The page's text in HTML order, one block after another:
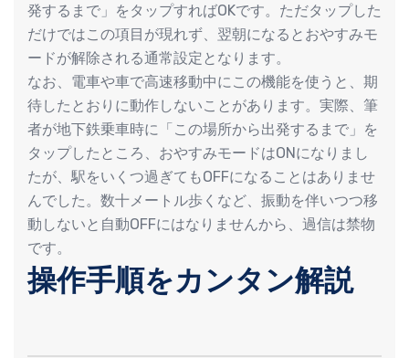
発するまで」をタップすればOKです。ただタップした
だけではこの項目が現れず、翌朝になるとおやすみモ
ードが解除される通常設定となります。
なお、電車や車で高速移動中にこの機能を使うと、期
待したとおりに動作しないことがあります。実際、筆
者が地下鉄乗車時に「この場所から出発するまで」を
タップしたところ、おやすみモードはONになりまし
たが、駅をいくつ過ぎてもOFFになることはありませ
んでした。数十メートル歩くなど、振動を伴いつつ移
動しないと自動OFFにはなりませんから、過信は禁物
です。
操作手順をカンタン解説